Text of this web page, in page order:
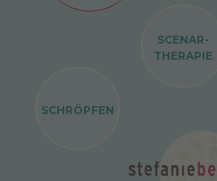
SCENAR-
THERAPIE
SCHRÖPFEN